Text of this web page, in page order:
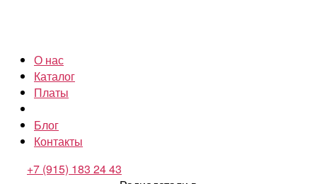
О нас
Каталог
Платы
Блог
Контакты
+7 (915) 183 24 43